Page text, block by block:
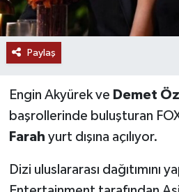
Paylaş
Engin Akyürek ve Demet
başrollerinde buluşturan
Farah yurt dışına açılıyor.
Dizi uluslararası dağıtımını